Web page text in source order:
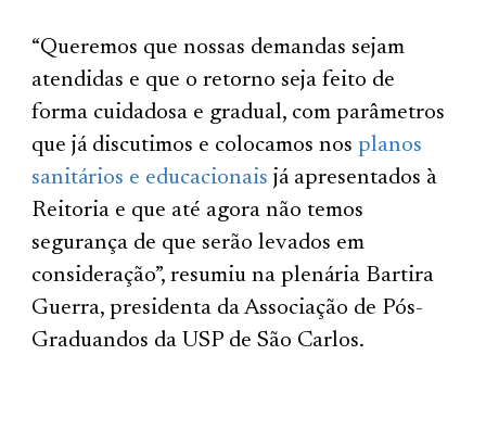
“Queremos que nossas demandas sejam
atendidas e que o retorno seja feito de
forma cuidadosa e gradual, com parâmetros
que já discutimos e colocamos nosplanos
sanitários e educacionais já apresentados à
Reitoria e que até agora não temos
segurança de que serão levados em
consideração”, resumiu na plenária Bartira
Guerra, presidenta da Associação de Pós-
Graduandos da USP de São Carlos.